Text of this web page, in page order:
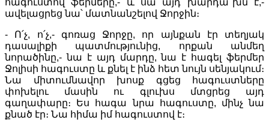
ավելացրեց նա՝ մատնանշելով Ջորջին։
- Ո՛չ, ո՛չ,- գոռաց Ջորջը, որ այնքան էր տեղյակ
դասալիքի պատմությունից, որքան անմեղ
նորածինը,- նա է այդ մարդը, նա է հագել ֆերմեր
Ջոլիսի հագուստը և քնել է ինձ հետ նույն սենյակում։
Նա միտումնավոր խոսք գցեց հագուստները
փոխելու մասին ու գլուխս մտցրեց այդ
գաղափարը։ Ես հագա նրա հագուստը, մինչ նա
քնած էր։ Նա հիմա իմ հագուստով է։